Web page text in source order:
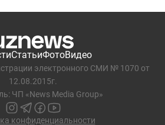
СтатьиФотоВидео
электронного СМИ № 1070 от
12.08.2015г.
ЧП «News Media Group»
конфиденциальности